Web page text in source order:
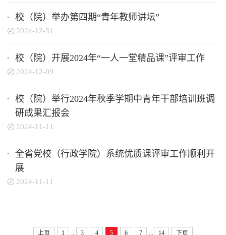
校（院）举办第四期“青年教师讲坛”
2024-12-31
校（院）开展2024年“一人一堂精品课”评审工作
2024-12-09
校（院）举行2024年秋季学期中青年干部培训班调
研成果汇报会
2024-11-11
全省党校（行政学院）系统优质课评审工作顺利开
展
2024-11-11
上页 1 3 4 5 6 7 14 下页